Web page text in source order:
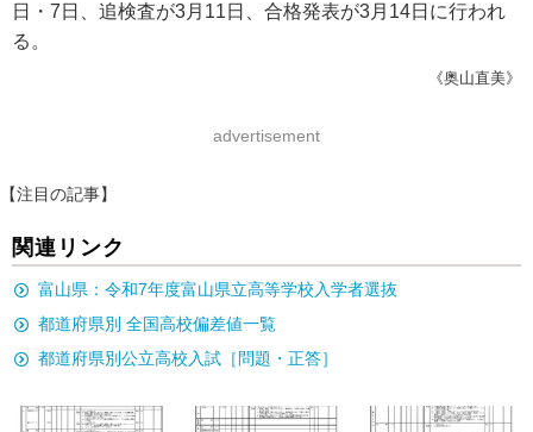
日・7日、追検査が3月11日、合格発表が3月14日に行われ
る。
《奥山直美》
advertisement
【注目の記事】
関連リンク
富山県：令和7年度富山県立高等学校入学者選抜
都道府県別 全国高校偏差値一覧
都道府県別公立高校入試［問題・正答］